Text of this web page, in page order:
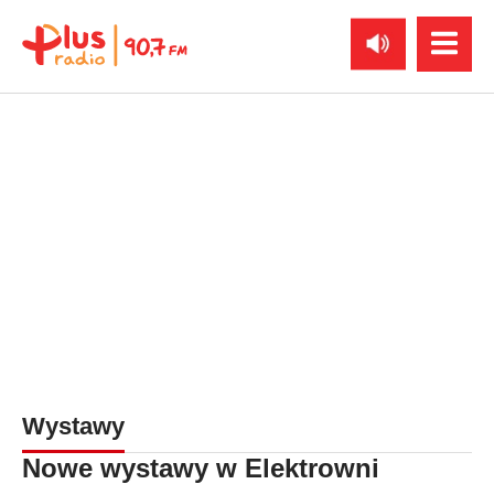
Wystawy
Nowe wystawy w Elektrowni